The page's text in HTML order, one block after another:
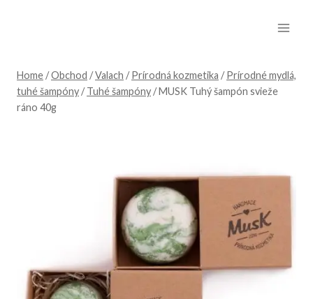
Home /Obchod /Valach / Prírodná kozmetika / Prírodné mydlá,
tuhé šampóny / Tuhé šampóny /MUSK Tuhý šampón svieže
ráno 40g